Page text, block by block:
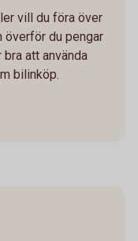
vill du föra över
överför du pengar
att använda
bilinköp.